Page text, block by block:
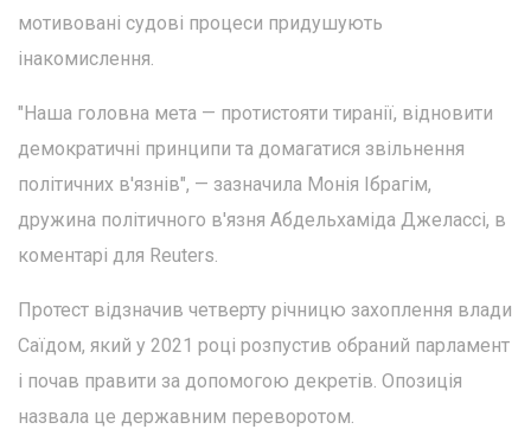
мотивовані судові процеси придушують
інакомислення.
"Наша головна мета — протистояти тиранії, відновити
демократичні принципи та домагатися звільнення
політичних в'язнів", — зазначила Монія Ібрагім,
дружина політичного в'язня Абдельхаміда Джелассі, в
коментарі для Reuters.
Протест відзначив четверту річницю захоплення влади
Саїдом, який у 2021 році розпустив обраний парламент
і почав правити за допомогою декретів. Опозиція
назвала це державним переворотом.